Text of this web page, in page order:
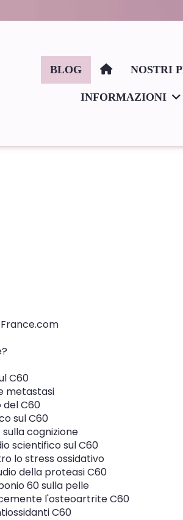
BLOG NOSTRI
INFORMAZIONI
C60
metastasi
del C60
sul C60
cognizione
scientifico sul C60
lo stress ossidativo
della proteasi C60
60 sulla pelle
l'osteoartrite C60
C60